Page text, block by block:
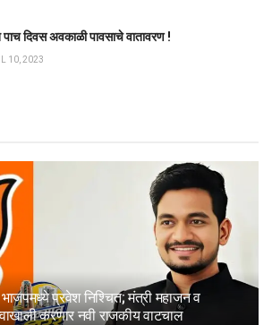
पाच दिवस अवकाळी पावसाचे वातावरण !
10, 2023
भाजपमध्ये प्रवेश निश्चित; मंत्री महाजन व
करणार नवी राजकीय वाटचाल